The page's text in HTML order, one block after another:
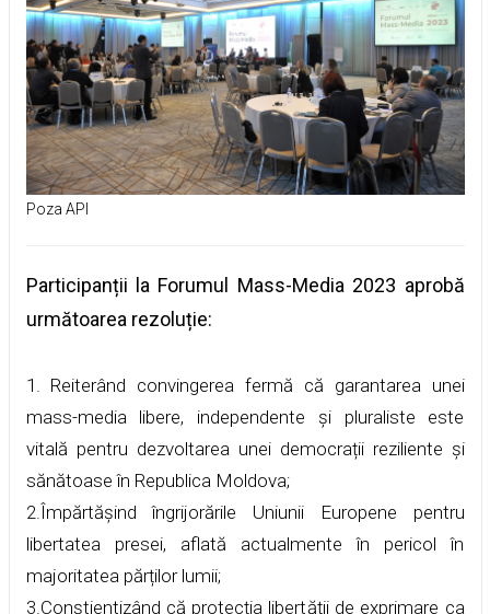
Poza API
Participanții la Forumul Mass-Media 2023 aprobă
următoarea rezoluție:
1. Reiterând convingerea fermă că garantarea unei
mass-media libere, independente și pluraliste este
vitală pentru dezvoltarea unei democrații reziliente și
sănătoase în Republica Moldova;
2.Împărtășind îngrijorările Uniunii Europene pentru
libertatea presei, aflată actualmente în pericol în
majoritatea părților lumii;
3.Conștientizând că protecția libertății de exprimare ca